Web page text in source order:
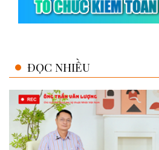
ĐỌC NHIỀU